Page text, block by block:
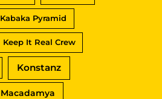
Kabaka Pyramid
Keep It Real Crew
Konstanz
Macadamya